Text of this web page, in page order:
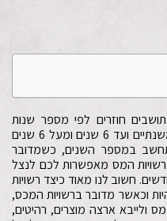
חוזרים לפי מספר שנות
השהייה שלכם בחו"ל. במקרה הזה, משנתיים ועד 6 שנים ומעל 6 שנים
במספר השנים, כשמדובר
המס מאפשרות לכם לנצל
הפטור למשך תקופה של 9 חודשים. חשוב לנו מאוד כיצד רשויות
וכאשר מדובר ברשויות המכס,
ולייבא ארצה מוצרים, רהיטים,